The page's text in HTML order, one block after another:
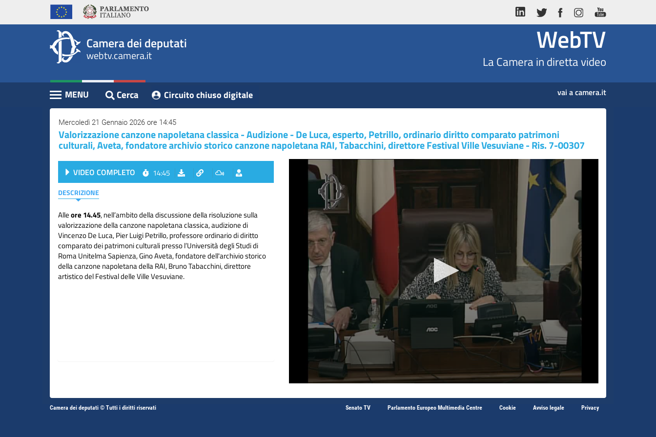
contenuto
WebTV
Camera
Deputati
menu
Camera dei deputati
webtv.camera.it WebTV
La Camera in diretta video
MENU
Home
Assemblea
Presidente
Eventi
Stampa
Cerca
Circuito
chiuso
digitale
Cerca Circuito chiuso digitale vai a camera.it
Contenuto
Mercoledì 21 Gennaio 2026 ore 14:45
Valorizzazione canzone napoletana classica - Audizione - De Luca, esperto, Petrillo, ordinario diritto comparato patrimoni
culturali, Aveta, fondatore archivio storico canzone napoletana RAI, Tabacchini, direttore Festival Ville Vesuviane - Ris. 7-00307
VIDEO COMPLETO 14:45
DESCRIZIONE
Alleore 14.45, nell’ambito della discussione della risoluzione sulla
valorizzazione della canzone napoletana classica, audizione di
Vincenzo De Luca, Pier Luigi Petrillo, professore ordinario di diritto
comparato dei patrimoni culturali presso l’Università degli Studi di
Roma Unitelma Sapienza, Gino Aveta, fondatore dell'archivio storico
della canzone napoletana della RAI, Bruno Tabacchini, direttore
artistico del Festival delle Ville Vesuviane.
Altri
Senato TV Parlamento Europeo Multimedia Centre Cookie Avviso legale Privacy
Camera dei deputati © Tutti i diritti riservati